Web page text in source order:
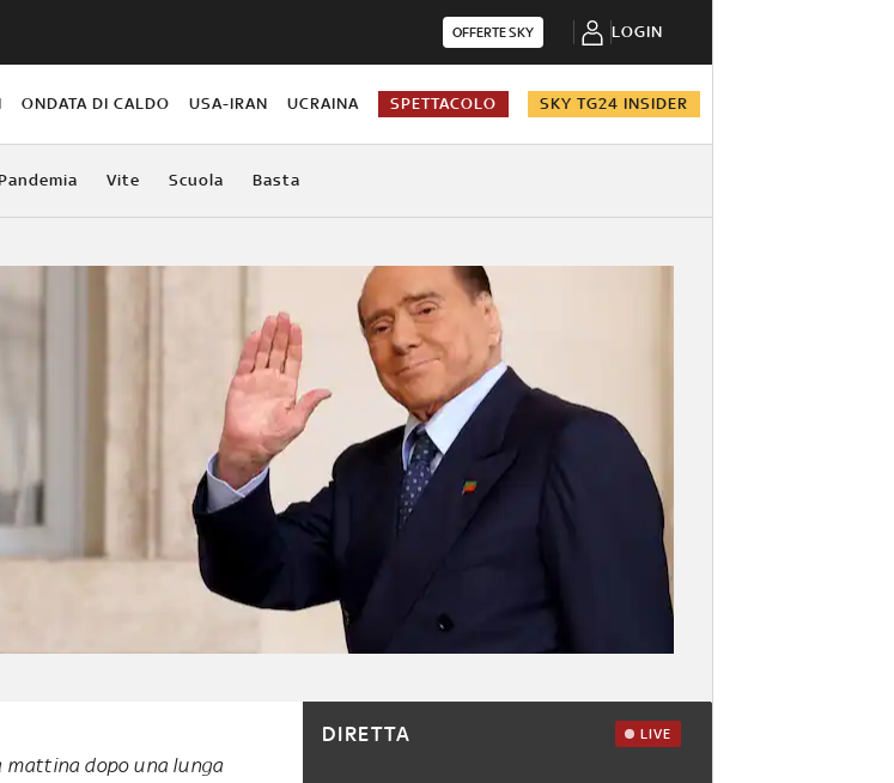
OFFERTE SKY LOGIN
ONDATA DI CALDO USA-IRAN UCRAINA SPETTACOLO SKY TG24 INSIDER
Vite Scuola Basta
mattina dopo una lunga
DIRETTA LIVE